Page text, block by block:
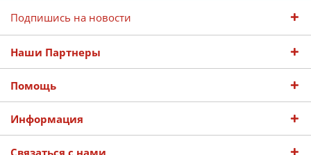
Подпишись на новости
Наши Партнеры
Помощь
Информация